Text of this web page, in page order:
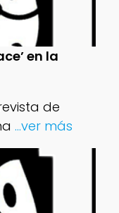
en la
de
...ver más